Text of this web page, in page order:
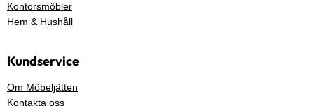
Kontorsmöbler
Hem & Hushåll
Kundservice
Om Möbeljätten
Kontakta oss